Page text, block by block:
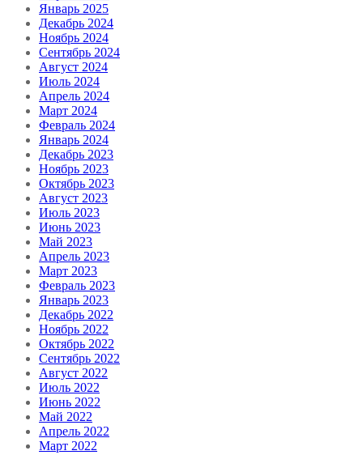
Январь 2025
Декабрь 2024
Ноябрь 2024
Сентябрь 2024
Август 2024
Июль 2024
Апрель 2024
Март 2024
Февраль 2024
Январь 2024
Декабрь 2023
Ноябрь 2023
Октябрь 2023
Август 2023
Июль 2023
Июнь 2023
Май 2023
Апрель 2023
Март 2023
Февраль 2023
Январь 2023
Декабрь 2022
Ноябрь 2022
Октябрь 2022
Сентябрь 2022
Август 2022
Июль 2022
Июнь 2022
Май 2022
Апрель 2022
Март 2022